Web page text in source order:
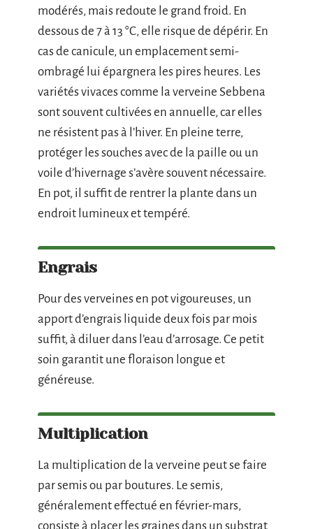
modérés, mais redoute le grand froid. En
dessous de 7 à 13 °C, elle risque de dépérir. En
cas de canicule, un emplacement semi-
ombragé lui épargnera les pires heures. Les
variétés vivaces comme la verveine Sebbena
sont souvent cultivées en annuelle, car elles
ne résistent pas à l’hiver. En pleine terre,
protéger les souches avec de la paille ou un
voile d’hivernage s’avère souvent nécessaire.
En pot, il suffit de rentrer la plante dans un
endroit lumineux et tempéré.
Engrais
Pour des verveines en pot vigoureuses, un
apport d’engrais liquide deux fois par mois
suffit, à diluer dans l’eau d’arrosage. Ce petit
soin garantit une floraison longue et
généreuse.
Multiplication
La multiplication de la verveine peut se faire
par semis ou par boutures. Le semis,
généralement effectué en février-mars,
consiste à placer les graines dans un substrat